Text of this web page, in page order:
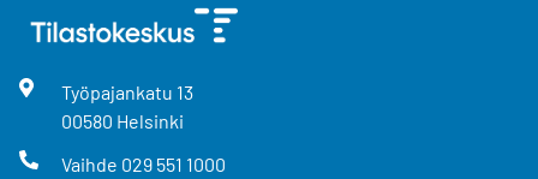
Työpajankatu 13
00580 Helsinki
Vaihde 029 551 1000